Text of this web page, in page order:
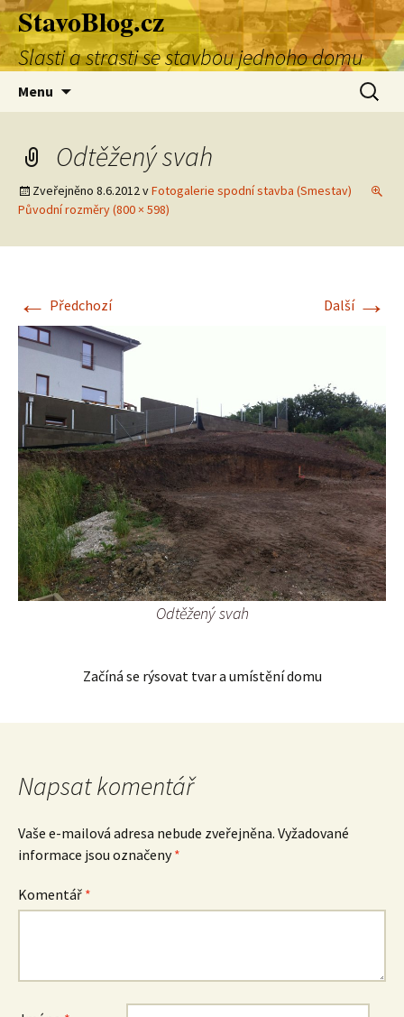
Přejít
k
obsahu
webu
StavoBlog.cz
Slasti a strasti se stavbou jednoho domu
Menu
Odtěžený svah
Zveřejněno 8.6.2012vFotogalerie spodní stavba (Smestav)
Původní rozměry (800 × 598)
← Předchozí Další →
Odtěžený svah
Začíná se rýsovat tvar a umístění domu
Napsat komentář
Vaše e-mailová adresa nebude zveřejněna. Vyžadované
informace jsou označeny*
Komentář *